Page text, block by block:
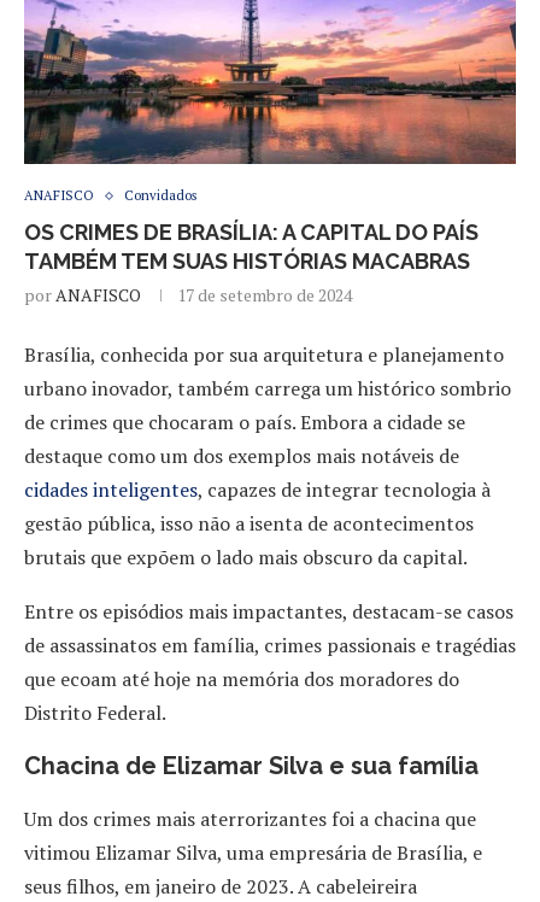
ANAFISCO Convidados
OS CRIMES DE BRASÍLIA: A CAPITAL DO PAÍS
TAMBÉM TEM SUAS HISTÓRIAS MACABRAS
porANAFISCO 17 de setembro de 2024
Brasília, conhecida por sua arquitetura e planejamento
urbano inovador, também carrega um histórico sombrio
de crimes que chocaram o país. Embora a cidade se
destaque como um dos exemplos mais notáveis de
cidades inteligentes, capazes de integrar tecnologia à
gestão pública, isso não a isenta de acontecimentos
brutais que expõem o lado mais obscuro da capital.
Entre os episódios mais impactantes, destacam-se casos
de assassinatos em família, crimes passionais e tragédias
que ecoam até hoje na memória dos moradores do
Distrito Federal.
Chacina de Elizamar Silva e sua família
Um dos crimes mais aterrorizantes foi a chacina que
vitimou Elizamar Silva, uma empresária de Brasília, e
seus filhos, em janeiro de 2023. A cabeleireira